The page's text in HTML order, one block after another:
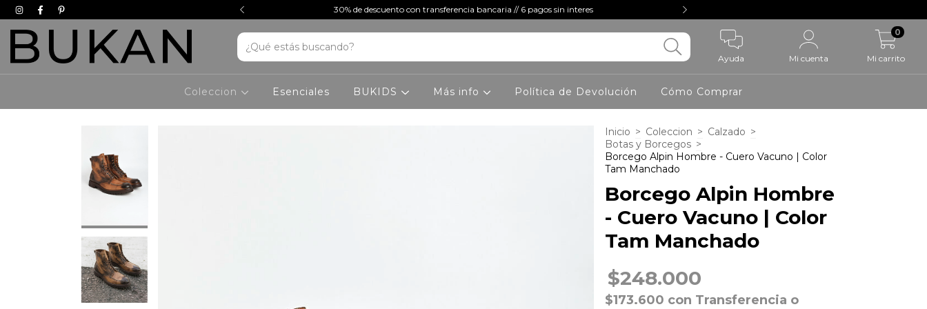
bancaria // 3 pagos sin interes 30% de descuento con transferencia bancaria // 6 pagos sin interes
Ayuda Mi cuenta Mi carrito
0
Coleccion Esenciales BUKIDS Más info Política de Devolución Cómo Comprar
Inicio > Coleccion > Calzado >
Botas y Borcegos >
Borcego Alpin Hombre - Cuero Vacuno | Color
Tam Manchado
Borcego Alpin Hombre
- Cuero Vacuno | Color
Tam Manchado
$248.000
$173.600 con Transferencia o